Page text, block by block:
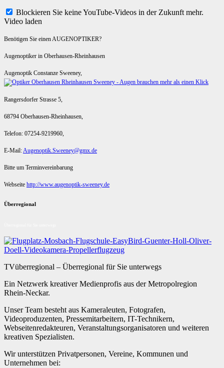
Blockieren Sie keine YouTube-Videos in der Zukunft mehr.
Video laden
Benötigen Sie einen AUGENOPTIKER?
Augenoptiker in Oberhausen-Rheinhausen
Augenoptik Constanze Sweeney,
Rangersdorfer Strasse 5,
68794 Oberhausen-Rheinhausen,
Telefon: 07254-9219960,
E-Mail:Augenoptik.Sweeney@gmx.de
Bitte um Terminvereinbarung
Webseite http://www.augenoptik-sweeney.de
Überregional
TVüberregional – Überregional für Sie unterwegs
Ein Netzwerk kreativer Medienprofis aus der Metropolregion
Rhein-Neckar.
Unser Team besteht aus Kameraleuten, Fotografen,
Videoproduzenten, Pressemitarbeitern, IT-Technikern,
Webseitenredakteuren, Veranstaltungsorganisatoren und weiteren
kreativen Spezialisten.
Wir unterstützen Privatpersonen, Vereine, Kommunen und
Unternehmen bei: